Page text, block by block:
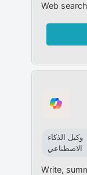
Web
وكيل الذكاء
الاصطناعي
Write,